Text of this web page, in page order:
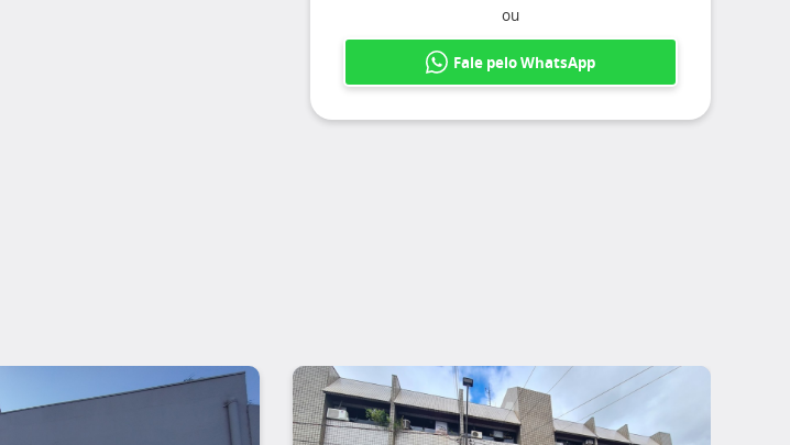
ou
Fale pelo WhatsApp